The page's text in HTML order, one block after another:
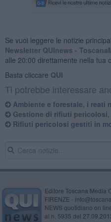
Se vuoi leggere le notizie
Newsletter QUInews -
alle 20:00 direttamente nella tua
Basta cliccare QUI
Ti potrebbe interessare
Ambiente e forestale, i reati
Gestione di rifiuti pericolosi,
Rifiuti pericolosi gestiti in
Editore Toscana Media
FIRENZE -
NEWS quotidiano on
al n. 5935 del